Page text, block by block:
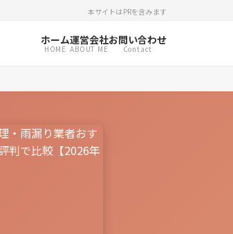
本サイトはPRを含みます
ホーム
HOME
運営会社
ABOUT ME
お問い合わせ
Contact